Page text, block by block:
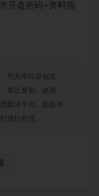
开盘密码+资料指
均为本站原创发
禁止复制、盗用、
媒体平台。如若本
进行处理。